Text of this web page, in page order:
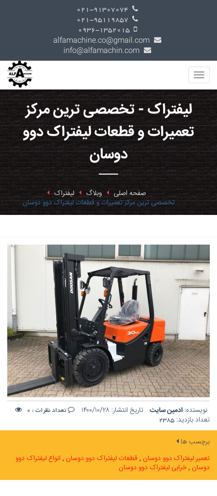
لیفتراک - تخصصی ترین مرکز
تعمیرات و قطعات لیفتراک دوو
دوسان
صفحه اصلی وبلاگ لیفتراک
تخصصی ترین مرکز تعمیرات و قطعات لیفتراک دوو دوسان
نویسنده: ادمین سایت تاریخ انتشار: ۱۴۰۰/۱۰/۲۸ تعداد نظرات : 0
تعداد بازدید: 2385
برچسب ها
تعمیر لیفتراک دوو دوسان قطعات لیفتراک دوو دوسان انواع لیفتراک دوو
دوسان خرابی لیفتراک دوو دوسان